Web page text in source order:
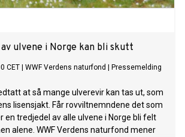
ulvene i Norge kan bli skutt
CET WWF Verdens naturfond Pressemelding
at så mange ulverevir kan tas ut, som
lisensjakt. Får rovviltnemndene det som
en tredjedel av alle ulvene i Norge bli felt
alene. WWF Verdens naturfond mener